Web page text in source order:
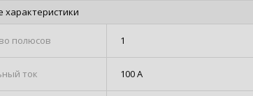
характеристики
полюсов 1
ток 100 А